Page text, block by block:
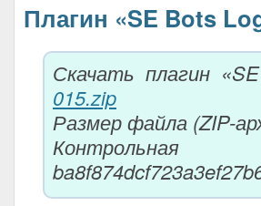
Плагин «SE Bots
Скачать плагин
015.zip
Размер файла (ZIP-